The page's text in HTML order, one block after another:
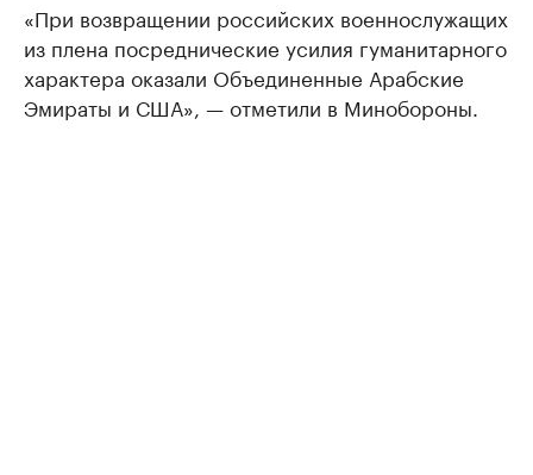
«При возвращении российских военнослужащих
из плена посреднические усилия гуманитарного
характера оказали Объединенные Арабские
Эмираты и США», — отметили в Минобороны.